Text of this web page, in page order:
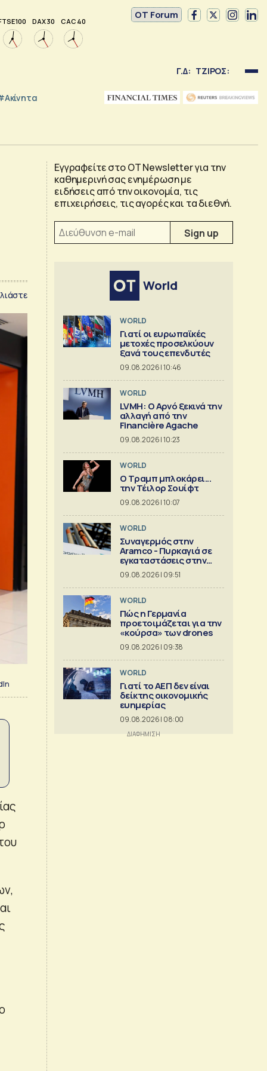
100 DAX 30 CAC 40
OT Forum
Γ.Δ: ΤΖΙΡΟΣ:
Εγγραφείτε στο OT Newsletter για την
καθημερινή σας ενημέρωση με
ειδήσεις από την οικονομία, τις
επιχειρήσεις, τις αγορές και τα διεθνή.
World
WORLD
Γιατί οι ευρωπαϊκές
μετοχές προσελκύουν
ξανά τους επενδυτές
09.08.2026 | 10:46
WORLD
LVMH: Ο Αρνό ξεκινά την
αλλαγή από την
Financière Agache
09.08.2026 | 10:23
WORLD
Ο Τραμπ μπλοκάρει...
την Τέιλορ Σουίφτ
09.08.2026 | 10:07
WORLD
Συναγερμός στην
Aramco - Πυρκαγιά σε
εγκαταστάσεις στην
Τζιζάν
09.08.2026 | 09:51
WORLD
Πώς η Γερμανία
προετοιμάζεται για την
«κούρσα» των drones
09.08.2026 | 09:38
WORLD
Γιατί το ΑΕΠ δεν είναι
δείκτης οικονομικής
ευημερίας
09.08.2026 | 08:00